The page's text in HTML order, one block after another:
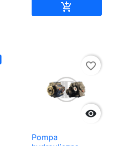


favorite_border
Pompa